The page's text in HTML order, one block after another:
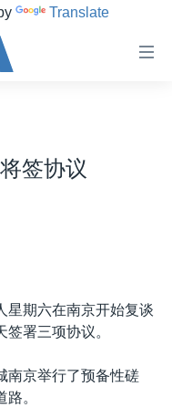
Translate
签协议
星期六在南京开始复谈
署三项协议。
南京举行了预备性磋
。